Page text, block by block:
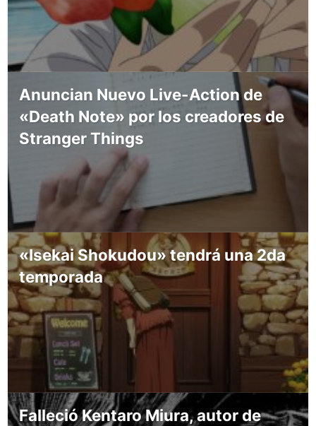
Anuncian Nuevo Live-Action de
«Death Note» por los creadores de
Stranger Things
«Isekai Shokudou» tendrá una 2da
temporada
Falleció Kentaro Miura, autor de